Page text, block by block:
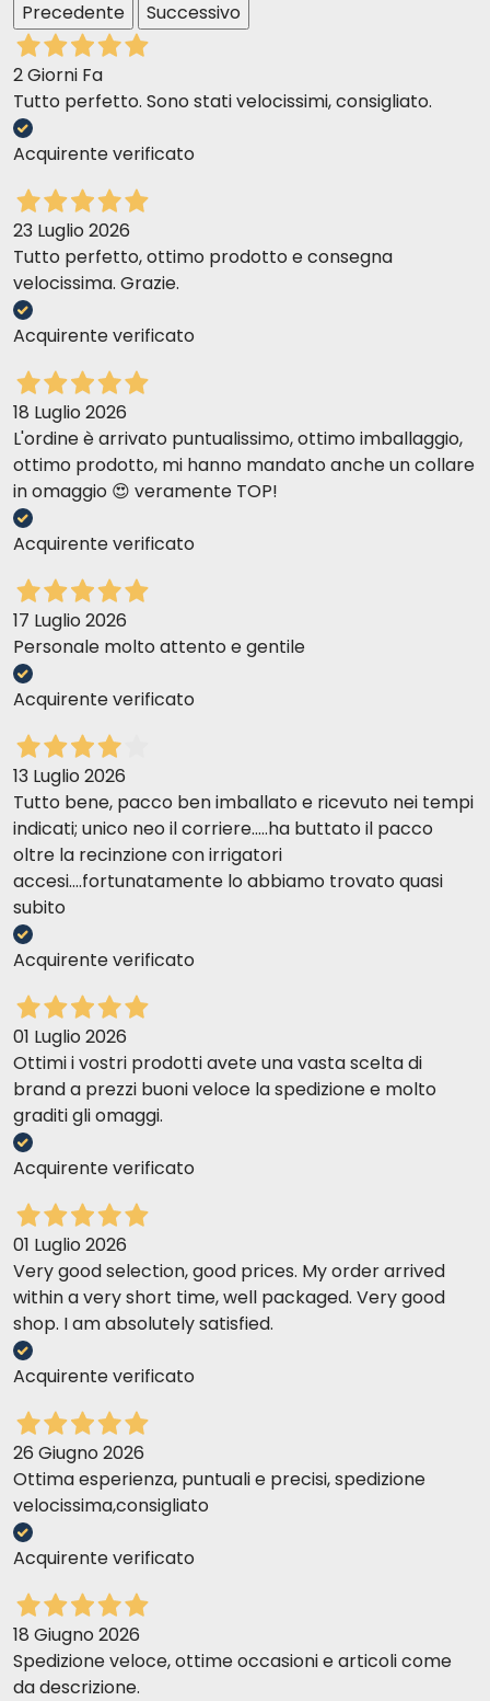
Nein, es wurde speziell für Katzen mit Diabetes
mellitus entwickelt. Wenn Ihre Katze nicht an dieser
Erkrankung leidet, konsultieren Sie bitte Ihren Tierarzt,
bevor Sie es verabreichen.
Precedente Successivo
2 Giorni Fa
Tutto perfetto. Sono stati velocissimi, consigliato.
Acquirente verificato
23 Luglio 2026
Tutto perfetto, ottimo prodotto e consegna
velocissima. Grazie.
Acquirente verificato
18 Luglio 2026
L'ordine è arrivato puntualissimo, ottimo imballaggio,
ottimo prodotto, mi hanno mandato anche un collare
in omaggio 😍 veramente TOP!
Acquirente verificato
17 Luglio 2026
Personale molto attento e gentile
Acquirente verificato
13 Luglio 2026
Tutto bene, pacco ben imballato e ricevuto nei tempi
indicati; unico neo il corriere.....ha buttato il pacco
oltre la recinzione con irrigatori
accesi....fortunatamente lo abbiamo trovato quasi
subito
Acquirente verificato
01 Luglio 2026
Ottimi i vostri prodotti avete una vasta scelta di
brand a prezzi buoni veloce la spedizione e molto
graditi gli omaggi.
Acquirente verificato
01 Luglio 2026
Very good selection, good prices. My order arrived
within a very short time, well packaged. Very good
shop. I am absolutely satisfied.
Acquirente verificato
26 Giugno 2026
Ottima esperienza, puntuali e precisi, spedizione
velocissima,consigliato
Acquirente verificato
18 Giugno 2026
Spedizione veloce, ottime occasioni e articoli come
da descrizione.